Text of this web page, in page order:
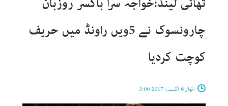
چارونسوک نے 5ویں راونڈ میں حریف
کوچت کردیا
اتوار 6 اگست 2017 3:00